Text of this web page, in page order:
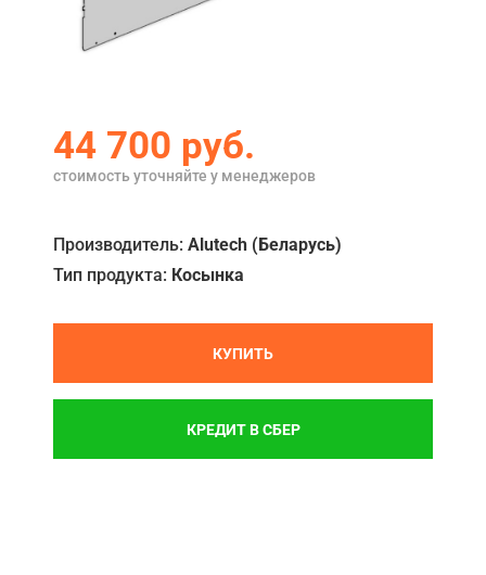
Ремонт
Сервис
О компании
Контакты
44 700 руб.
стоимость уточняйте у менеджеров
Производитель: Alutech (Беларусь)
Тип продукта: Косынка
КУПИТЬ
КРЕДИТ В СБЕР